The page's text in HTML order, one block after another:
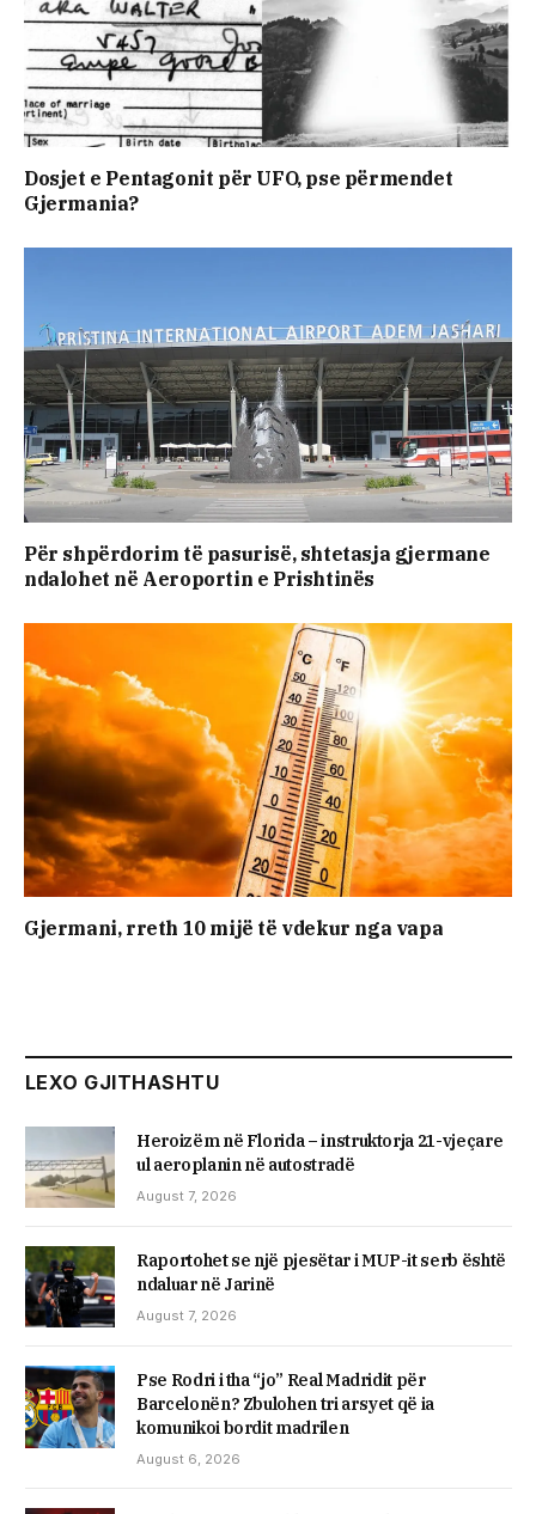
Dosjet e Pentagonit për UFO, pse përmendet
Gjermania?
Për shpërdorim të pasurisë, shtetasja gjermane
ndalohet në Aeroportin e Prishtinës
Gjermani, rreth 10 mijë të vdekur nga vapa
LEXO GJITHASHTU
Heroizëm në Florida – instruktorja 21-vjeçare
ul aeroplanin në autostradë
August 7, 2026
Raportohet se një pjesëtar i MUP-it serb është
ndaluar në Jarinë
August 7, 2026
Pse Rodri i tha “jo” Real Madridit për
Barcelonën? Zbulohen tri arsyet që ia
komunikoi bordit madrilen
August 6, 2026